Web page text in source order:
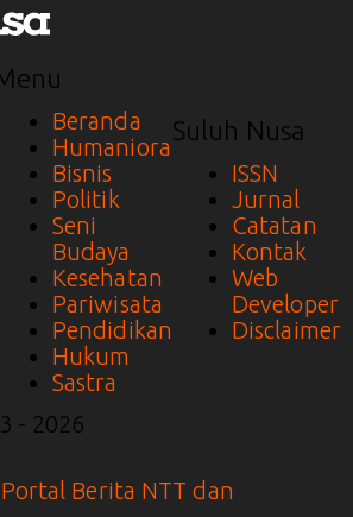
Beranda
Humaniora
Bisnis
Politik
Seni
Budaya
Kesehatan
Pariwisata
Pendidikan
Hukum
Sastra
Suluh Nusa
ISSN
Jurnal
Catatan
Kontak
Web
Developer
Disclaimer
- 2026
Berita NTT dan